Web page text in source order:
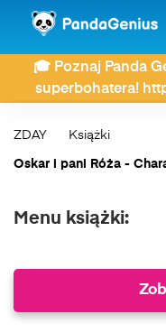
🎓 Poznaj Panda
superbohatera!
ZDAY Książki
Oskar i pani Róża -
Menu książki: